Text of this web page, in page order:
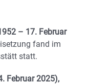
– 17. Februar
fand im
statt.
Februar 2025),